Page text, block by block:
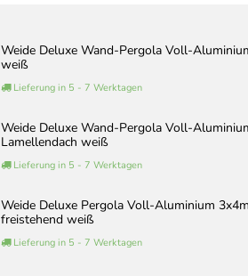
Weide Deluxe Wand-Pergola Voll-
weiß
Lieferung in 5 - 7 Werktagen
Weide Deluxe Wand-Pergola Voll-
Lamellendach weiß
Lieferung in 5 - 7 Werktagen
Weide Deluxe Pergola Voll-Aluminium
freistehend weiß
Lieferung in 5 - 7 Werktagen